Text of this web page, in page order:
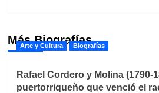
Más Biografías
Arte y Cultura Biografías
Rafael Cordero y Molina (1790-
puertorriqueño que venció el